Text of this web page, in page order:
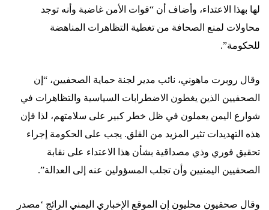
لها بهذا الاعتداء، وأضاف أن “قوات الأمن غاضبة وأنه توجد
محاولات لمنع الصحافة من تغطية التظاهرات المناهضة
للحكومة”.
وقال روبرت ماهوني، نائب مدير لجنة حماية الصحفيين، “إن
الصحفيين الذين يغطون الاضطرابات السياسية والتظاهرات في
شوارع اليمن يعملون في ظل خطر كبير على سلامتهم، لذا فإن
هذه التهديدات تثير المزيد من القلق. يجب على الحكومة إجراء
تحقيق فوري وذي مصداقية بشأن هذا الاعتداء على نقابة
الصحفيين اليمنيين وأن تجلب المسؤولين عنه إلى العدالة”.
وقال صحفيون محليون إن الموقع الإخباري اليمني الرائج ‘مصدر